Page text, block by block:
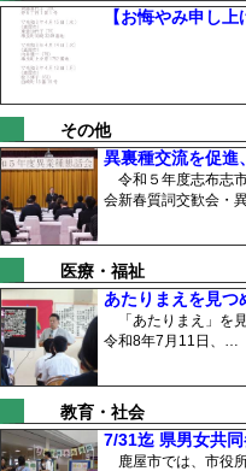
【お悔やみ申し
その他
異裏種交流を促
令和５年度志布志
会新春質詞交歓会・
医療・福祉
あたりまえを見
「あたりまえ」を
令和8年7月11日、…
教育・社会
7/31迄 県男女共
鹿屋市では、市役